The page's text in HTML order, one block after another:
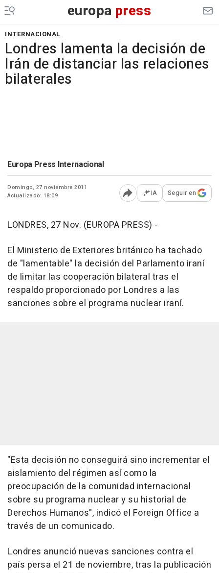
europa press
INTERNACIONAL
Londres lamenta la decisión de
Irán de distanciar las relaciones
bilaterales
Europa Press Internacional
Domingo, 27 noviembre 2011
Actualizado: 18:09
Abrir opciones para
IA Seguir en
LONDRES, 27 Nov. (EUROPA PRESS) -
El Ministerio de Exteriores británico ha tachado
de "lamentable" la decisión del Parlamento iraní
de limitar las cooperación bilateral tras el
respaldo proporcionado por Londres a las
sanciones sobre el programa nuclear iraní.
"Esta decisión no conseguirá sino incrementar el
aislamiento del régimen así como la
preocupación de la comunidad internacional
sobre su programa nuclear y su historial de
Derechos Humanos", indicó el Foreign Office a
través de un comunicado.
Londres anunció nuevas sanciones contra el
país persa el 21 de noviembre, tras la publicación